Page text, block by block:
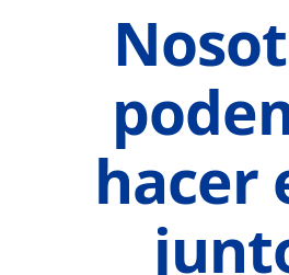
hacer